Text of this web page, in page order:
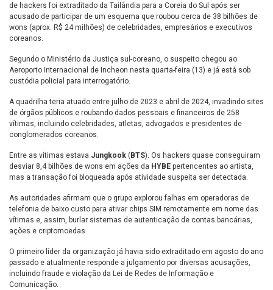
de hackers foi extraditado da Tailândia para a Coreia do Sul após ser
acusado de participar de um esquema que roubou cerca de 38 bilhões de
wons (aprox. R$ 24 milhões) de celebridades, empresários e executivos
coreanos.
Segundo o Ministério da Justiça sul-coreano, o suspeito chegou ao
Aeroporto Internacional de Incheon nesta quarta-feira (13) e já está sob
custódia policial para interrogatório.
A quadrilha teria atuado entre julho de 2023 e abril de 2024, invadindo sites
de órgãos públicos e roubando dados pessoais e financeiros de 258
vítimas, incluindo celebridades, atletas, advogados e presidentes de
conglomerados coreanos.
Entre as vítimas estava Jungkook ( BTS). Os hackers quase conseguiram
desviar 8,4 bilhões de wons em ações da HYBE pertencentes ao artista,
mas a transação foi bloqueada após atividade suspeita ser detectada.
As autoridades afirmam que o grupo explorou falhas em operadoras de
telefonia de baixo custo para ativar chips SIM remotamente em nome das
vítimas e, assim, burlar sistemas de autenticação de contas bancárias,
ações e criptomoedas.
O primeiro líder da organização já havia sido extraditado em agosto do ano
passado e atualmente responde a julgamento por diversas acusações,
incluindo fraude e violação da Lei de Redes de Informação e
Comunicação.